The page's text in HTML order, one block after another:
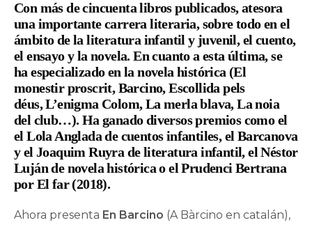
Con más de cincuenta libros publicados, atesora
una importante carrera literaria, sobre todo en el
ámbito de la literatura infantil y juvenil, el cuento,
el ensayo y la novela. En cuanto a esta última, se
ha especializado en la novela histórica (El
monestir proscrit, Barcino, Escollida pels
déus, L’enigma Colom, La merla blava, La noia
del club…). Ha ganado diversos premios como el
el Lola Anglada de cuentos infantiles, el Barcanova
y el Joaquim Ruyra de literatura infantil, el Néstor
Luján de novela histórica o el Prudenci Bertrana
por El far (2018).
Ahora presenta En Barcino (A Bàrcino en catalán),